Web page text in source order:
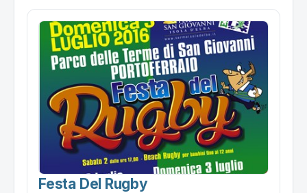
Festa Del Rugby